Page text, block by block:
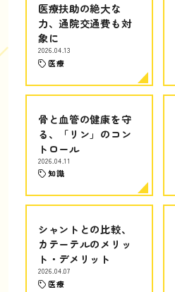
医療扶助の絶大な
力、通院交通費も対
象に
2026.04.13
医療
骨と血管の健康を守
る、「リン」のコン
トロール
2026.04.11
知識
シャントとの比較、
カテーテルのメリッ
ト・デメリット
2026.04.07
医療